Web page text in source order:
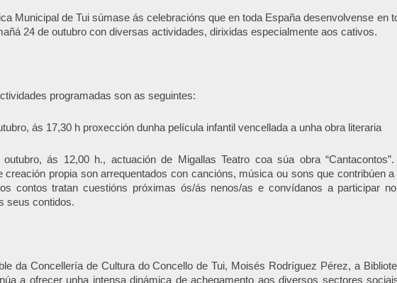
Municipal de Tui súmase ás celebracións que en toda España desenvolvense en
24 de outubro con diversas actividades, dirixidas especialmente aos cativos.
programadas son as seguintes:
ás 17,30 h proxección dunha película infantil vencellada a unha obra literaria
ás 12,00 h., actuación de Migallas Teatro coa súa obra
creación propia son arrequentados con cancións, música ou sons que contribúen
contos tratan cuestións próximas ós/ás nenos/as e convídanos a participar
seus contidos.
da Concellería de Cultura do Concello de Tui, Moisés Rodríguez Pérez, a
a ofrecer unha intensa dinámica de achegamento aos diversos sectores